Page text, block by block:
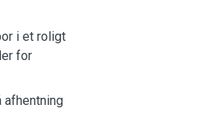
i et roligt
for
afhentning